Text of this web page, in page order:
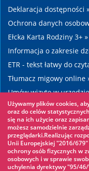
Deklaracja dostępności
Ochrona danych
Ełcka Karta Rodziny 3+ »
Informacja o zakresie
ETR - tekst łatwy do
Tłumacz migowy online
Umów wizytę w
Drogi »
Warto zobaczyć
Park linowy »
Park Wodny »
Używamy plików cookies,
oraz do celów
się na ich użycie oraz
możesz samodzielnie
przeglądarki.Realizując
Unii Europejskiej "2016/
ochrony osób fizycznych w
osobowych i w sprawie
uchylenia dyrektywy "95/